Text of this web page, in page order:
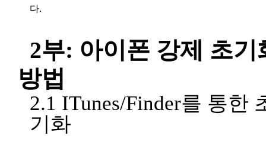
다.
2부: 아이폰 강제 초기
방법
2.1 ITunes/Finder를 통한
기화